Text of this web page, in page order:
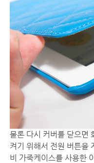
물론 다시 커버를 닫으면
켜기 위해서 전원 버튼을
비 가죽케이스를 사용한